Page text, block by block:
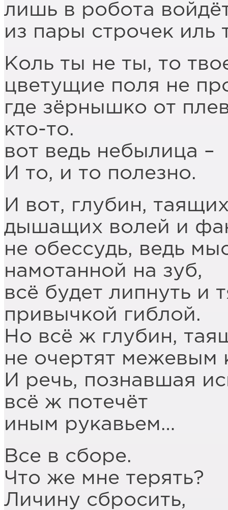
лишь в робота
из пары строчек иль
Коль ты не ты, то
цветущие поля не
где зёрнышко от
кто-то.
вот ведь небылица –
И то, и то полезно.
И вот, глубин,
дышащих волей и
не обессудь, ведь
намотанной на зуб,
всё будет липнуть и
привычкой гиблой.
Но всё ж глубин,
не очертят межевым
И речь, познавшая
всё ж потечёт
иным рукавьем…
Все в сборе.
Что же мне терять?
Личину сбросить,